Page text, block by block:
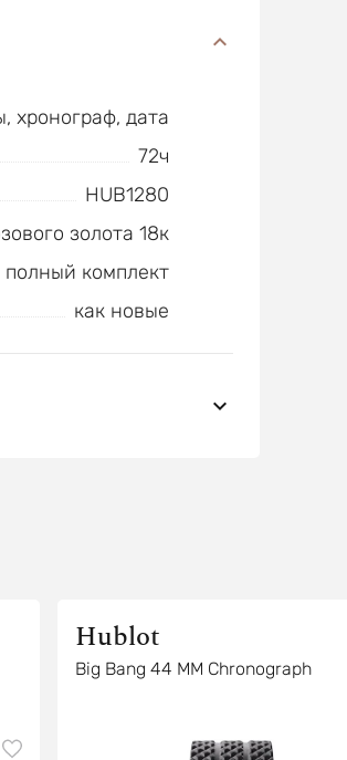
хронограф, дата
72ч
HUB1280
золота 18к
полный комплект
как новые
Hublot
Big Bang 44 MM Chronograph